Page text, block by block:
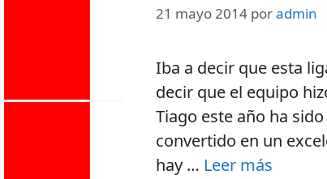
21 mayo 2014 poradmin
Iba a decir que esta
decir que el equipo
Tiago este año ha
convertido en un
hay … Leer más